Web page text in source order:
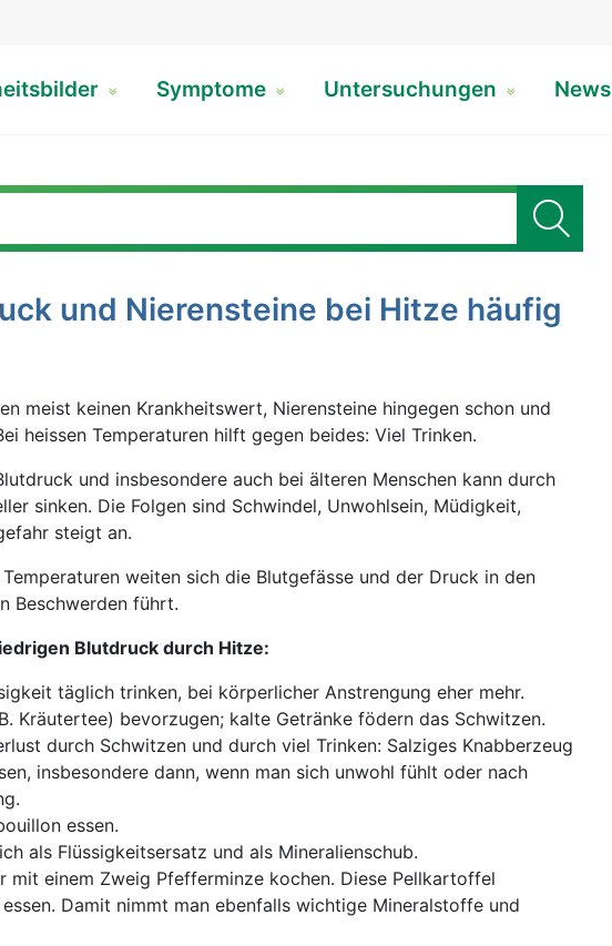
Symptome Untersuchungen News
und Nierensteine bei Hitze häufig
meist keinen Krankheitswert, Nierensteine hingegen schon und
heissen Temperaturen hilft gegen beides: Viel Trinken.
und insbesondere auch bei älteren Menschen kann durch
sinken. Die Folgen sind Schwindel, Unwohlsein, Müdigkeit,
steigt an.
weiten sich die Blutgefässe und der Druck in den
Beschwerden führt.
Blutdruck durch Hitze:
täglich trinken, bei körperlicher Anstrengung eher mehr.
Kräutertee) bevorzugen; kalte Getränke födern das Schwitzen.
durch Schwitzen und durch viel Trinken: Salziges Knabberzeug
insbesondere dann, wenn man sich unwohl fühlt oder nach
essen.
als Flüssigkeitsersatz und als Mineralienschub.
mit einem Zweig Pfefferminze kochen. Diese Pellkartoffel
essen. Damit nimmt man ebenfalls wichtige Mineralstoffe und